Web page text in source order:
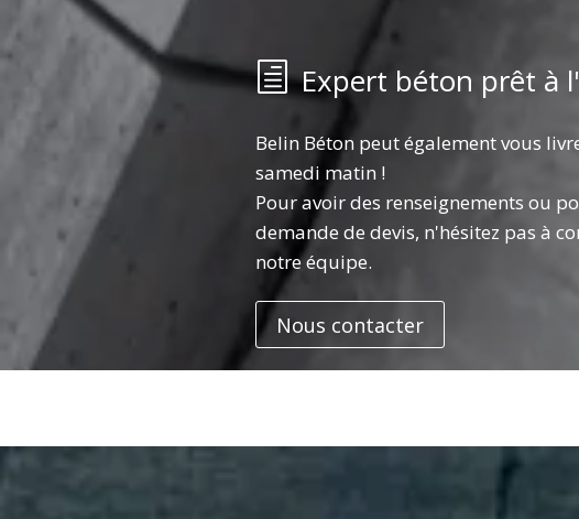
Expert béton prêt à
Belin Béton peut également vous
samedi matin !
Pour avoir des renseignements ou
demande de devis, n'hésitez pas à
notre équipe.
Nous contacter